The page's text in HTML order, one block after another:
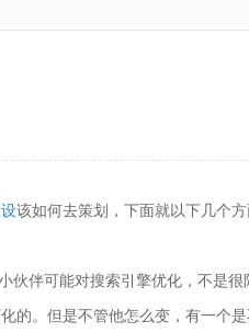
该如何去策划，下面就以下几个方
伙伴可能对搜索引擎优化，不是
的。但是不管他怎么变，有一个